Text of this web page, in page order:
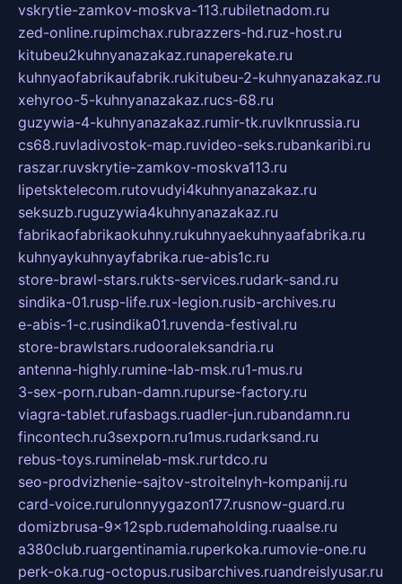
vskrytie-zamkov-moskva-113.rubiletnadom.ru
zed-online.rupimchax.rubrazzers-hd.ruz-host.ru
kitubeu2kuhnyanazakaz.runaperekate.ru
kuhnyaofabrikaufabrik.rukitubeu-2-kuhnyanazakaz.ru
xehyroo-5-kuhnyanazakaz.rucs-68.ru
guzywia-4-kuhnyanazakaz.rumir-tk.ruvlknrussia.ru
cs68.ruvladivostok-map.ruvideo-seks.rubankaribi.ru
raszar.ruvskrytie-zamkov-moskva113.ru
lipetsktelecom.rutovudyi4kuhnyanazakaz.ru
seksuzb.ruguzywia4kuhnyanazakaz.ru
fabrikaofabrikaokuhny.rukuhnyaekuhnyaafabrika.ru
kuhnyaykuhnyayfabrika.rue-abis1c.ru
store-brawl-stars.rukts-services.rudark-sand.ru
sindika-01.rusp-life.rux-legion.rusib-archives.ru
e-abis-1-c.rusindika01.ruvenda-festival.ru
store-brawlstars.rudooraleksandria.ru
antenna-highly.rumine-lab-msk.ru1-mus.ru
3-sex-porn.ruban-damn.rupurse-factory.ru
viagra-tablet.rufasbags.ruadler-jun.rubandamn.ru
fincontech.ru3sexporn.ru1mus.rudarksand.ru
rebus-toys.ruminelab-msk.rurtdco.ru
seo-prodvizhenie-sajtov-stroitelnyh-kompanij.ru
card-voice.rurulonnyygazon177.rusnow-guard.ru
domizbrusa-9x12spb.rudemaholding.ruaalse.ru
a380club.ruargentinamia.ruperkoka.rumovie-one.ru
perk-oka.rug-octopus.rusibarchives.ruandreislyusar.ru